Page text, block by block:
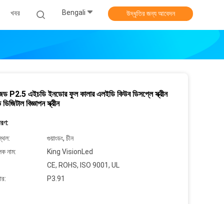
খবর Bengali উদ্ধৃতির জন্য আবেদন
P2.5 এইচডি ইনডোর ফুল কালার এলইডি কিউব ডিসপ্লে স্ক্রীন
বিজ্ঞাপন স্ক্রীন
গুয়াংডং, চীন
নাম:
King VisionLed
CE, ROHS, ISO 9001, UL
P3.91